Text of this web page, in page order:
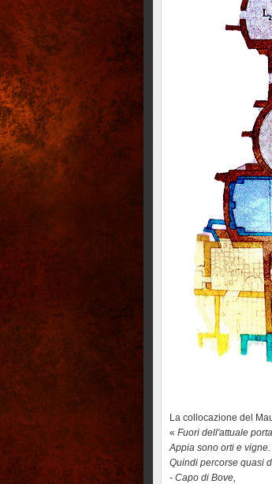
La collocazione del
« Fuori dell'attuale
Appia sono orti e vigne.
Quindi percorse quasi
- Capo di Bove,